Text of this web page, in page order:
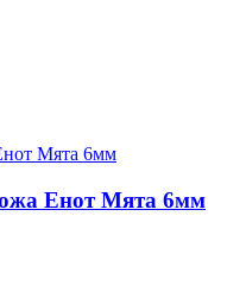
Енот Мята 6мм